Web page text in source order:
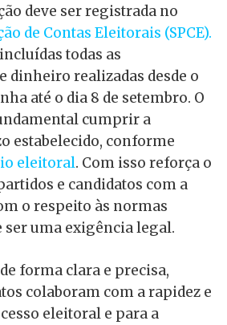
deve ser registrada no
de Contas Eleitorais (SPCE).
todas as
dinheiro realizadas desde o
até o dia 8 de setembro. O
cumprir a
estabelecido, conforme
eleitoral. Com isso reforça o
e candidatos com a
o respeito às normas
ser uma exigência legal.
forma clara e precisa,
colaboram com a rapidez e
eleitoral e para a